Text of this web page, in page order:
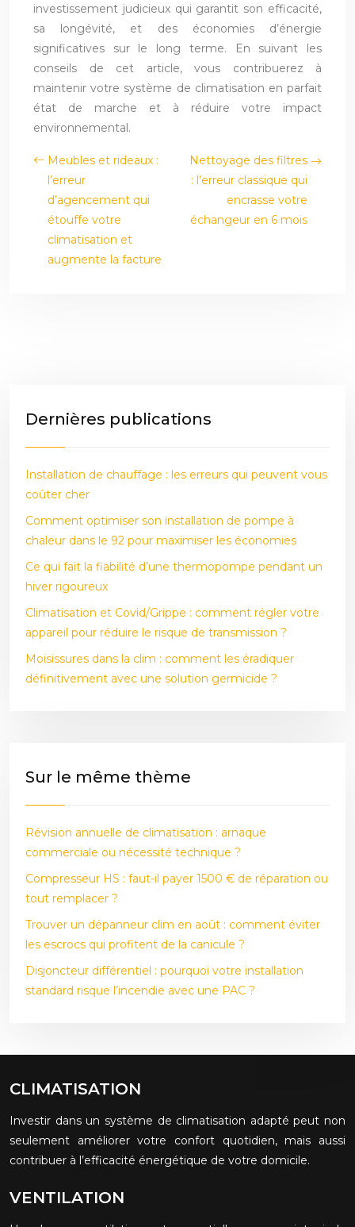
investissement judicieux qui garantit son efficacité,
sa longévité, et des économies d’énergie
significatives sur le long terme. En suivant les
conseils de cet article, vous contribuerez à
maintenir votre système de climatisation en parfait
état de marche et à réduire votre impact
environnemental.
Meubles et rideaux :
l’erreur
d’agencement qui
étouffe votre
climatisation et
augmente la facture
Nettoyage des filtres
: l’erreur classique qui
encrasse votre
échangeur en 6 mois
Dernières publications
Installation de chauffage : les erreurs qui peuvent vous
coûter cher
Comment optimiser son installation de pompe à
chaleur dans le 92 pour maximiser les économies
Ce qui fait la fiabilité d’une thermopompe pendant un
hiver rigoureux
Climatisation et Covid/Grippe : comment régler votre
appareil pour réduire le risque de transmission ?
Moisissures dans la clim : comment les éradiquer
définitivement avec une solution germicide ?
Sur le même thème
Révision annuelle de climatisation : arnaque
commerciale ou nécessité technique ?
Compresseur HS : faut-il payer 1500 € de réparation ou
tout remplacer ?
Trouver un dépanneur clim en août : comment éviter
les escrocs qui profitent de la canicule ?
Disjoncteur différentiel : pourquoi votre installation
standard risque l’incendie avec une PAC ?
CLIMATISATION
Investir dans un système de climatisation adapté peut non
seulement améliorer votre confort quotidien, mais aussi
contribuer à l’efficacité énergétique de votre domicile.
VENTILATION